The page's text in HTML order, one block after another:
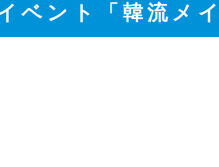
ント「韓流メ